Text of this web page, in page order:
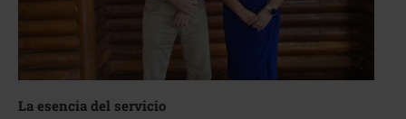
La esencia del servicio